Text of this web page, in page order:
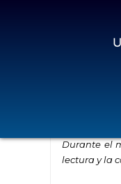
Durante el
lectura y la